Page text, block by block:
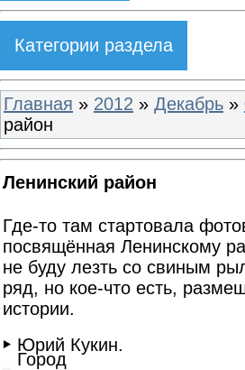
Категории раздела
Главная » 2012 » Декабрь »
район
Ленинский район
Где-то там стартовала
посвящённая Ленинскому
не буду лезть со свиным
ряд, но кое-что есть,
истории.
Юрий Кукин.
Город